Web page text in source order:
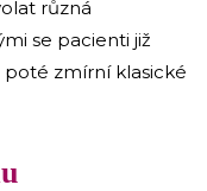
různá
se pacienti již
zmírní klasické